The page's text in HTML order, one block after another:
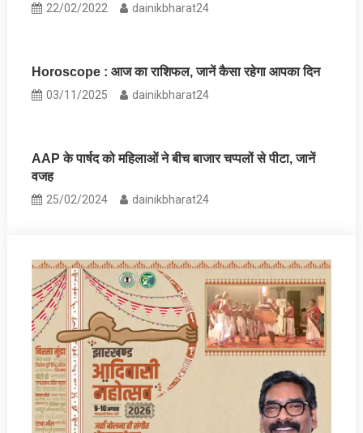
22/02/2022 dainikbharat24
Horoscope : आज का राशिफल, जानें कैसा रहेगा आपका दिन
03/11/2025 dainikbharat24
AAP के पार्षद को महिलाओं ने बीच बाजार चप्पलों से पीटा, जानें
वजह
25/02/2024 dainikbharat24